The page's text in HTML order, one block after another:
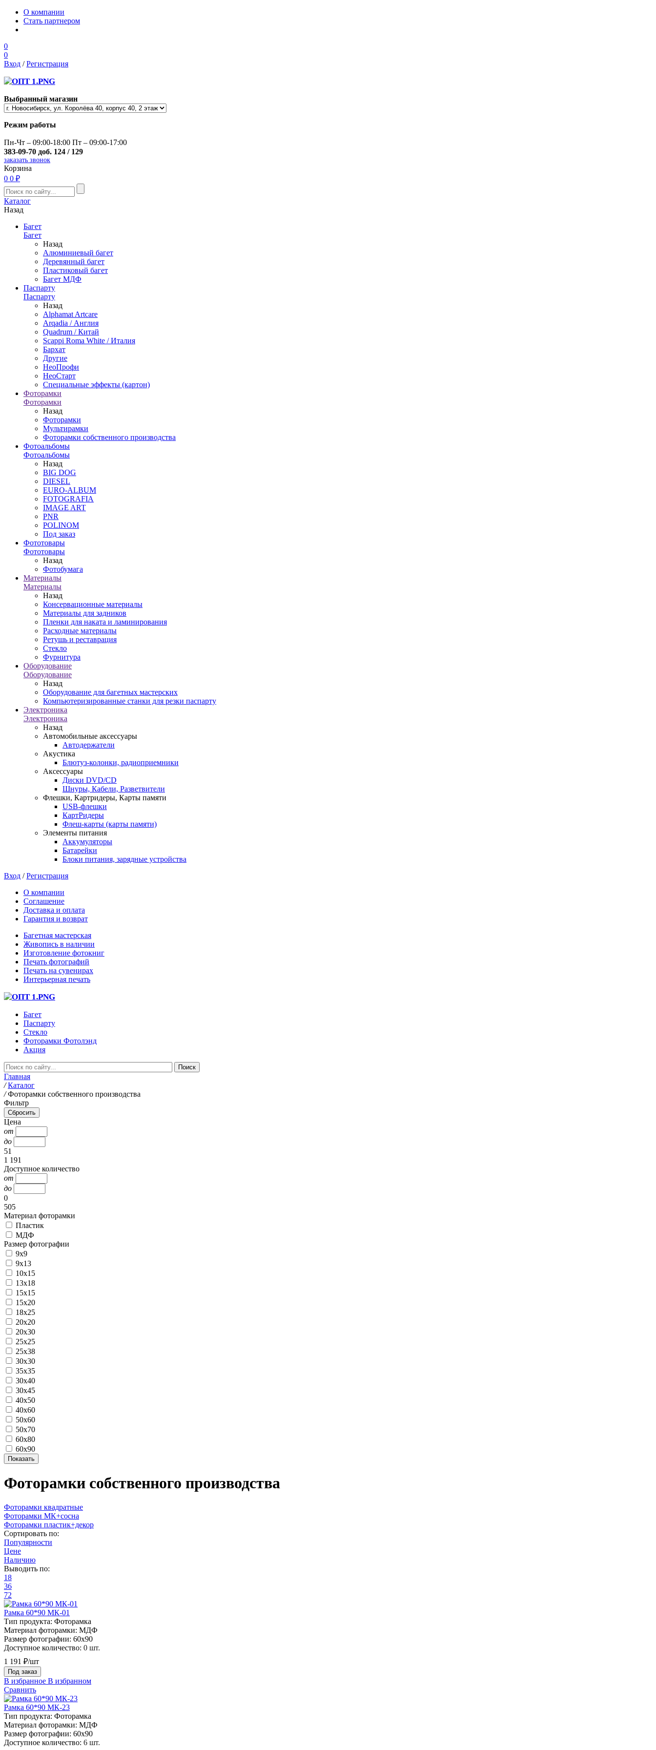
О компании
Стать партнером
0
0
Вход /Регистрация
Выбранный магазин
Режим работы
Пн-Чт – 09:00-18:00 Пт – 09:00-17:00
383-09-70 доб. 124 / 129
заказать звонок
Корзина
0 0 ₽
Каталог
Назад
Багет
Багет
Назад
Алюминиевый багет
Деревянный багет
Пластиковый багет
Багет МДФ
Паспарту
Паспарту
Назад
Alphamat Artcare
Arqadia / Англия
Quadrum / Китай
Scappi Roma White / Италия
Бархат
Другие
НеоПрофи
НеоСтарт
Специальные эффекты (картон)
Фоторамки
Фоторамки
Назад
Фоторамки
Мультирамки
Фоторамки собственного производства
Фотоальбомы
Фотоальбомы
Назад
BIG DOG
DIESEL
EURO-ALBUM
FOTOGRAFIA
IMAGE ART
PNR
POLINOM
Под заказ
Фототовары
Фототовары
Назад
Фотобумага
Материалы
Материалы
Назад
Консервационные материалы
Материалы для задников
Пленки для наката и ламинирования
Расходные материалы
Ретушь и реставрация
Стекло
Фурнитура
Оборудование
Оборудование
Назад
Оборудование для багетных мастерских
Компьютеризированные станки для резки паспарту
Электроника
Электроника
Назад
Автомобильные аксессуары
Автодержатели
Акустика
Блютуз-колонки, радиоприемники
Аксессуары
Диски DVD/CD
Шнуры, Кабели, Разветвители
Флешки, Картридеры, Карты памяти
USB-флешки
КартРидеры
Флеш-карты (карты памяти)
Элементы питания
Аккумуляторы
Батарейки
Блоки питания, зарядные устройства
Вход /Регистрация
О компании
Соглашение
Доставка и оплата
Гарантия и возврат
Багетная мастерская
Живопись в наличии
Изготовление фотокниг
Печать фотографий
Печать на сувенирах
Интерьерная печать
Багет
Паспарту
Стекло
Фоторамки Фотолэнд
Акция
Главная
/ Каталог
/ Фоторамки собственного производства
Фильтр
Цена
от
до
51
1 191
Доступное количество
от
до
0
505
Материал фоторамки
Пластик
МДФ
Размер фотографии
9х9
9х13
10х15
13х18
15х15
15х20
18х25
20х20
20х30
25х25
25х38
30х30
35х35
30х40
30х45
40х50
40х60
50х60
50х70
60х80
60х90
Фоторамки собственного производства
Фоторамки квадратные
Фоторамки МК+сосна
Фоторамки пластик+декор
Сортировать по:
Популярности
Цене
Наличию
Выводить по:
18
36
72
Рамка 60*90 МК-01
Тип продукта: Фоторамка
Материал фоторамки: МДФ
Размер фотографии: 60х90
Доступное количество: 0 шт.
1 191 ₽/шт
Под заказ
В избранное В избранном
Сравнить
Рамка 60*90 МК-23
Тип продукта: Фоторамка
Материал фоторамки: МДФ
Размер фотографии: 60х90
Доступное количество: 6 шт.